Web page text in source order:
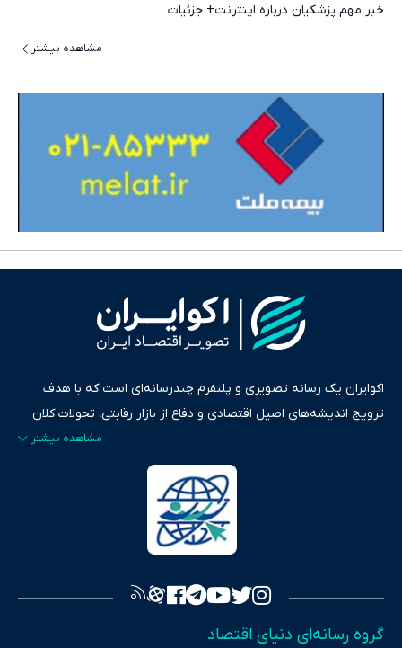
خبر مهم پزشکیان درباره اینترنت+ جزئیات
مشاهده بیشتر
اکوایران یک رسانه تصویری و پلتفرم چندرسانه‌ای است که با هدف
ترویج اندیشه‌های اصیل اقتصادی و دفاع از بازار رقابتی، تحولات کلان
ایران و جهان را در قالب‌های ویدیو، پادکست، متن و گزارش‌های تحلیلی
پایش می‌کند. این رسانه به عنوان منبعی دقیق و قابل اعتماد، فراتر از
اطلاع‌رسانی صرف، به تبیین سیاست‌ها و کارکردهای بازارهای مالی،
سرمایه‌گذاری، تجارت و حوزه‌های نوظهور می‌پردازد. اکوایران با پایبندی
به اصول «انصاف، امانت و صداقت»، بستری برای انعکاس آراء متنوع
تصویری شفاف از واقعیت‌های اقتصادی ارائه دهد. ما در اکوایران با
چالش‌های فقر و بیکاری را جست‌وجو کرده و در کنار تحلیل آمارها،
گروه رسانه‌ای دنیای اقتصاد